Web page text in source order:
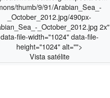
thumb/9/91/Arabian_Sea_-
_October_2012.jpg/490px-
_October_2012.jpg 2x"
data-file-width="1024" data-file-
height="1024" alt="">
Vista satélite